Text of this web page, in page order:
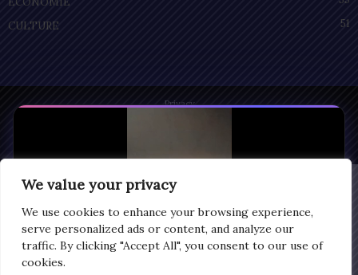
We value your privacy
We use cookies to enhance your browsing experience,
serve personalized ads or content, and analyze our
traffic. By clicking "Accept All", you consent to our use of
cookies.
CULTURE
51
Privacy